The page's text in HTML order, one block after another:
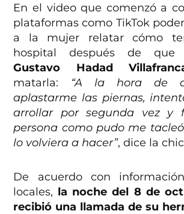
En el video que comenzó a
plataformas como TikTok
a la mujer relatar cómo
hospital después de que
Gustavo Hadad
matarla:
“A la hora de
aplastarme las piernas,
arrollar por segunda vez y
persona como pudo me
lo volviera a hacer”, dice la
De acuerdo con
locales, la noche del 8 de
recibió una llamada de su